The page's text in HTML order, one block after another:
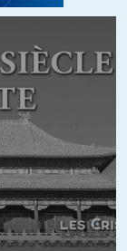
mesures de
arsenal nucléaire
approcher les
qui peuvent
l’article : est-